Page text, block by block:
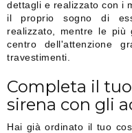
dettagli e realizzato con i
il proprio sogno di
realizzato, mentre le più
centro dell'attenzione
travestimenti.
Completa il
sirena con gli
Hai già ordinato il tuo